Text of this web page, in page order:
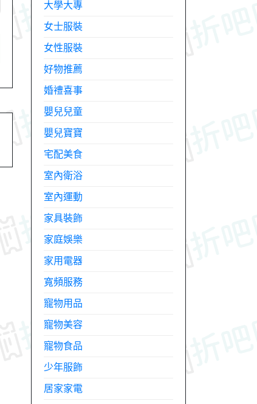
大學大專
女士服裝
女性服裝
好物推薦
婚禮喜事
嬰兒兒童
嬰兒寶寶
宅配美食
室內衛浴
室內運動
家具裝飾
家庭娛樂
家用電器
寬頻服務
寵物用品
寵物美容
寵物食品
少年服飾
居家家電